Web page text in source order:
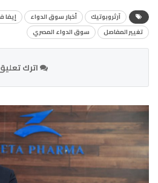
آرثروبوتيك أخبار سوق الدواء إيفا
تغيير المفاصل
سوق الدواء المصري
اترك